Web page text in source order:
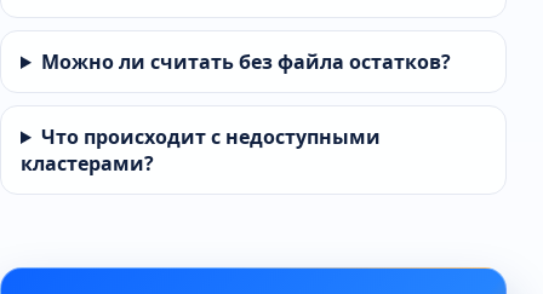
Можно ли считать без файла остатков?
Что происходит с недоступными
кластерами?